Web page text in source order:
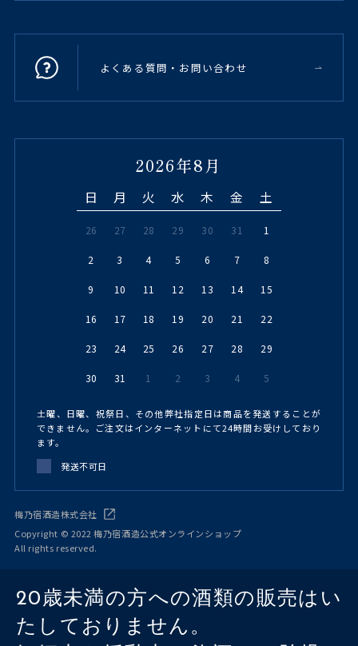
よくある質問・お問い合わせ
2026年8月
日 月 火 水 木 金 土
26 27 28 29 30 31 1
2 3 4 5 6 7 8
9 10 11 12 13 14 15
16 17 18 19 20 21 22
23 24 25 26 27 28 29
30 31 1 2 3 4 5
土曜、日曜、祝祭日、その他弊社指定日は商品を発送することが
できません。ご注文はインターネットにて24時間お受けしており
ます。
発送不可日
梅乃宿酒造株式会社
Copyright © 2022 梅乃宿酒造公式オンラインショップ
All rights reserved.
20歳未満の方への酒類の販売はい
たしておりません。